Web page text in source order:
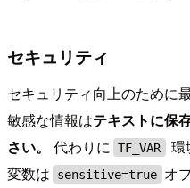
セキュリティ
セキュリティ向上のために
敏感な情報はテキストに保
さい。
代わりに TF_VAR
環
変数は
sensitive=true オ